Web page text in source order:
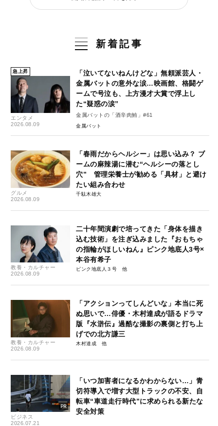
新着記事
急上昇
エンタメ
2026.08.09
「泣いてないねんけどな」無頼派芸人・
金属バットの意外な涙…映画館、格闘ゲ
ームで号泣も、上方漫才大賞で浮上し
た“疑惑の涙”
金属バットの「酒辛肉鮪」#61
金属バット
グルメ
2026.08.09
「春雨だからヘルシー」は思い込み？ ブ
ームの麻辣湯に潜む“ヘルシーの落とし
穴” 管理栄養士が勧める「具材」と避け
たい組み合わせ
千駄木雄大
教養・カルチャー
2026.08.09
二十年間演劇で培ってきた「身体を描き
込む技術」を注ぎ込みました『おもちゃ
の指輪がほしいねん』ピンク地底人3号×
本谷有希子
ピンク地底人３号
教養・カルチャー
2026.08.09
「アクションってしんどいな」本当に死
ぬ思いで…俳優・木村達成が語るドラマ
版『水滸伝』過酷な撮影の裏側と打ち上
げでの北方謙三
木村達成
ビジネス
2026.07.21
「いつ加害者になるかわからない…」青
切符導入で増す大型トラックの不安、自
転車“車道走行時代”に求められる新たな
安全対策